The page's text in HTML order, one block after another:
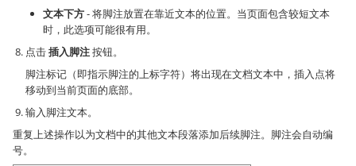
文本下方- 将脚注放置在靠近文本的位置。当页面包含较短文本
时，此选项可能很有用。
点击插入脚注按钮。
脚注标记（即指示脚注的上标字符）将出现在文档文本中，插入点将
移动到当前页面的底部。
输入脚注文本。
重复上述操作以为文档中的其他文本段落添加后续脚注。脚注会自动编
号。